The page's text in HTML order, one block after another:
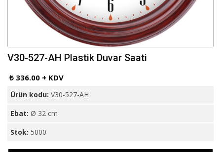
V30-527-AH Plastik Duvar Saati
₺ 336.00 + KDV
Ürün kodu: V30-527-AH
Ebat: Ø 32 cm
Stok: 5000